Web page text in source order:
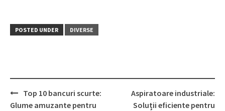
POSTED UNDER DIVERSE
Post
navigation
Top 10 bancuri scurte:
Glume amuzante pentru
Aspiratoare industriale:
Soluții eficiente pentru